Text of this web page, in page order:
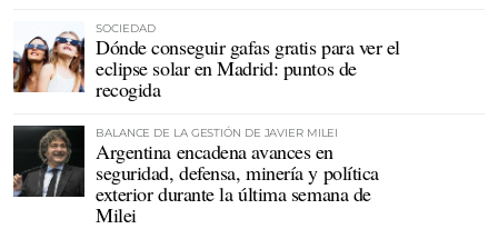
SOCIEDAD
Dónde conseguir gafas gratis para ver el
eclipse solar en Madrid: puntos de
recogida
BALANCE DE LA GESTIÓN DE JAVIER MILEI
Argentina encadena avances en
seguridad, defensa, minería y política
exterior durante la última semana de
Milei